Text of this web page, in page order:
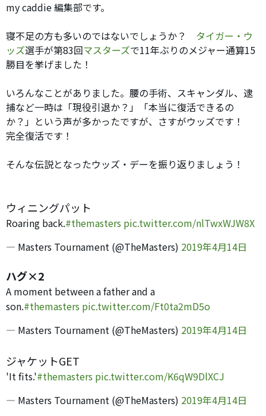
my caddie 編集部です。
寝不足の方も多いのではないでしょうか？ タイガー・ウ
ッズ選手が第83回マスターズで11年ぶりのメジャー通算15
勝目を挙げました！
いろんなことがありました。腰の手術、スキャンダル、逮
捕など一時は「現役引退か？」「本当に復活できるの
か？」という声が多かったですが、さすがウッズです！
完全復活です！
そんな伝説となったウッズ・デーを振り返りましょう！
ウィニングパット
Roaring back.#themasters pic.twitter.com/nlTwxWJW8X
— Masters Tournament (@TheMasters) 2019年4月14日
ハグ×2
A moment between a father and a
son.#themasters pic.twitter.com/Ft0ta2mD5o
— Masters Tournament (@TheMasters) 2019年4月14日
ジャケットGET
'It fits.'#themasters pic.twitter.com/K6qW9DlXCJ
— Masters Tournament (@TheMasters) 2019年4月14日